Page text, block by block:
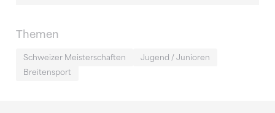
Themen
Schweizer Meisterschaften
Jugend / Junioren
Breitensport